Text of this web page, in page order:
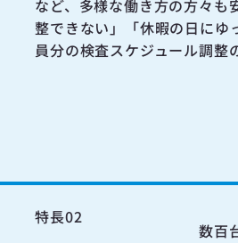
など、多様な働き方の方々も
整できない」「休暇の日にゆ
員分の検査スケジュール調整
特長02
数百